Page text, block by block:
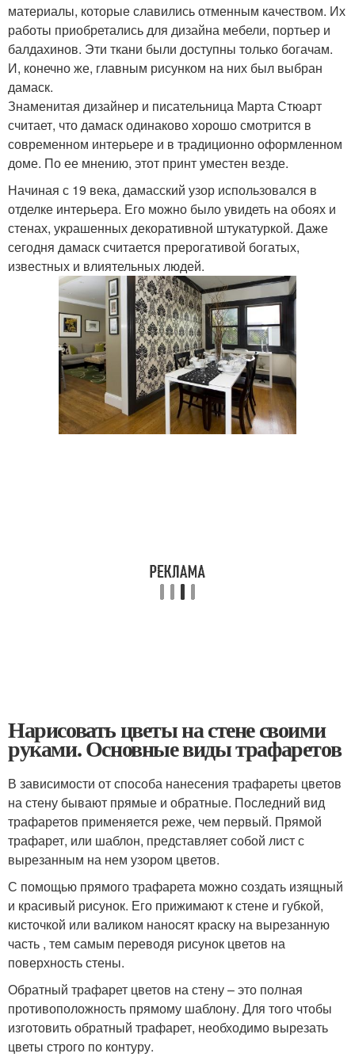
материалы, которые славились отменным качеством. Их
работы приобретались для дизайна мебели, портьер и
балдахинов. Эти ткани были доступны только богачам.
И, конечно же, главным рисунком на них был выбран
дамаск.
Знаменитая дизайнер и писательница Марта Стюарт
считает, что дамаск одинаково хорошо смотрится в
современном интерьере и в традиционно оформленном
доме. По ее мнению, этот принт уместен везде.
Начиная с 19 века, дамасский узор использовался в
отделке интерьера. Его можно было увидеть на обоях и
стенах, украшенных декоративной штукатуркой. Даже
сегодня дамаск считается прерогативой богатых,
известных и влиятельных людей.
Нарисовать цветы на стене своими
руками. Основные виды трафаретов
В зависимости от способа нанесения трафареты цветов
на стену бывают прямые и обратные. Последний вид
трафаретов применяется реже, чем первый. Прямой
трафарет, или шаблон, представляет собой лист с
вырезанным на нем узором цветов.
С помощью прямого трафарета можно создать изящный
и красивый рисунок. Его прижимают к стене и губкой,
кисточкой или валиком наносят краску на вырезанную
часть , тем самым переводя рисунок цветов на
поверхность стены.
Обратный трафарет цветов на стену – это полная
противоположность прямому шаблону. Для того чтобы
изготовить обратный трафарет, необходимо вырезать
цветы строго по контуру.